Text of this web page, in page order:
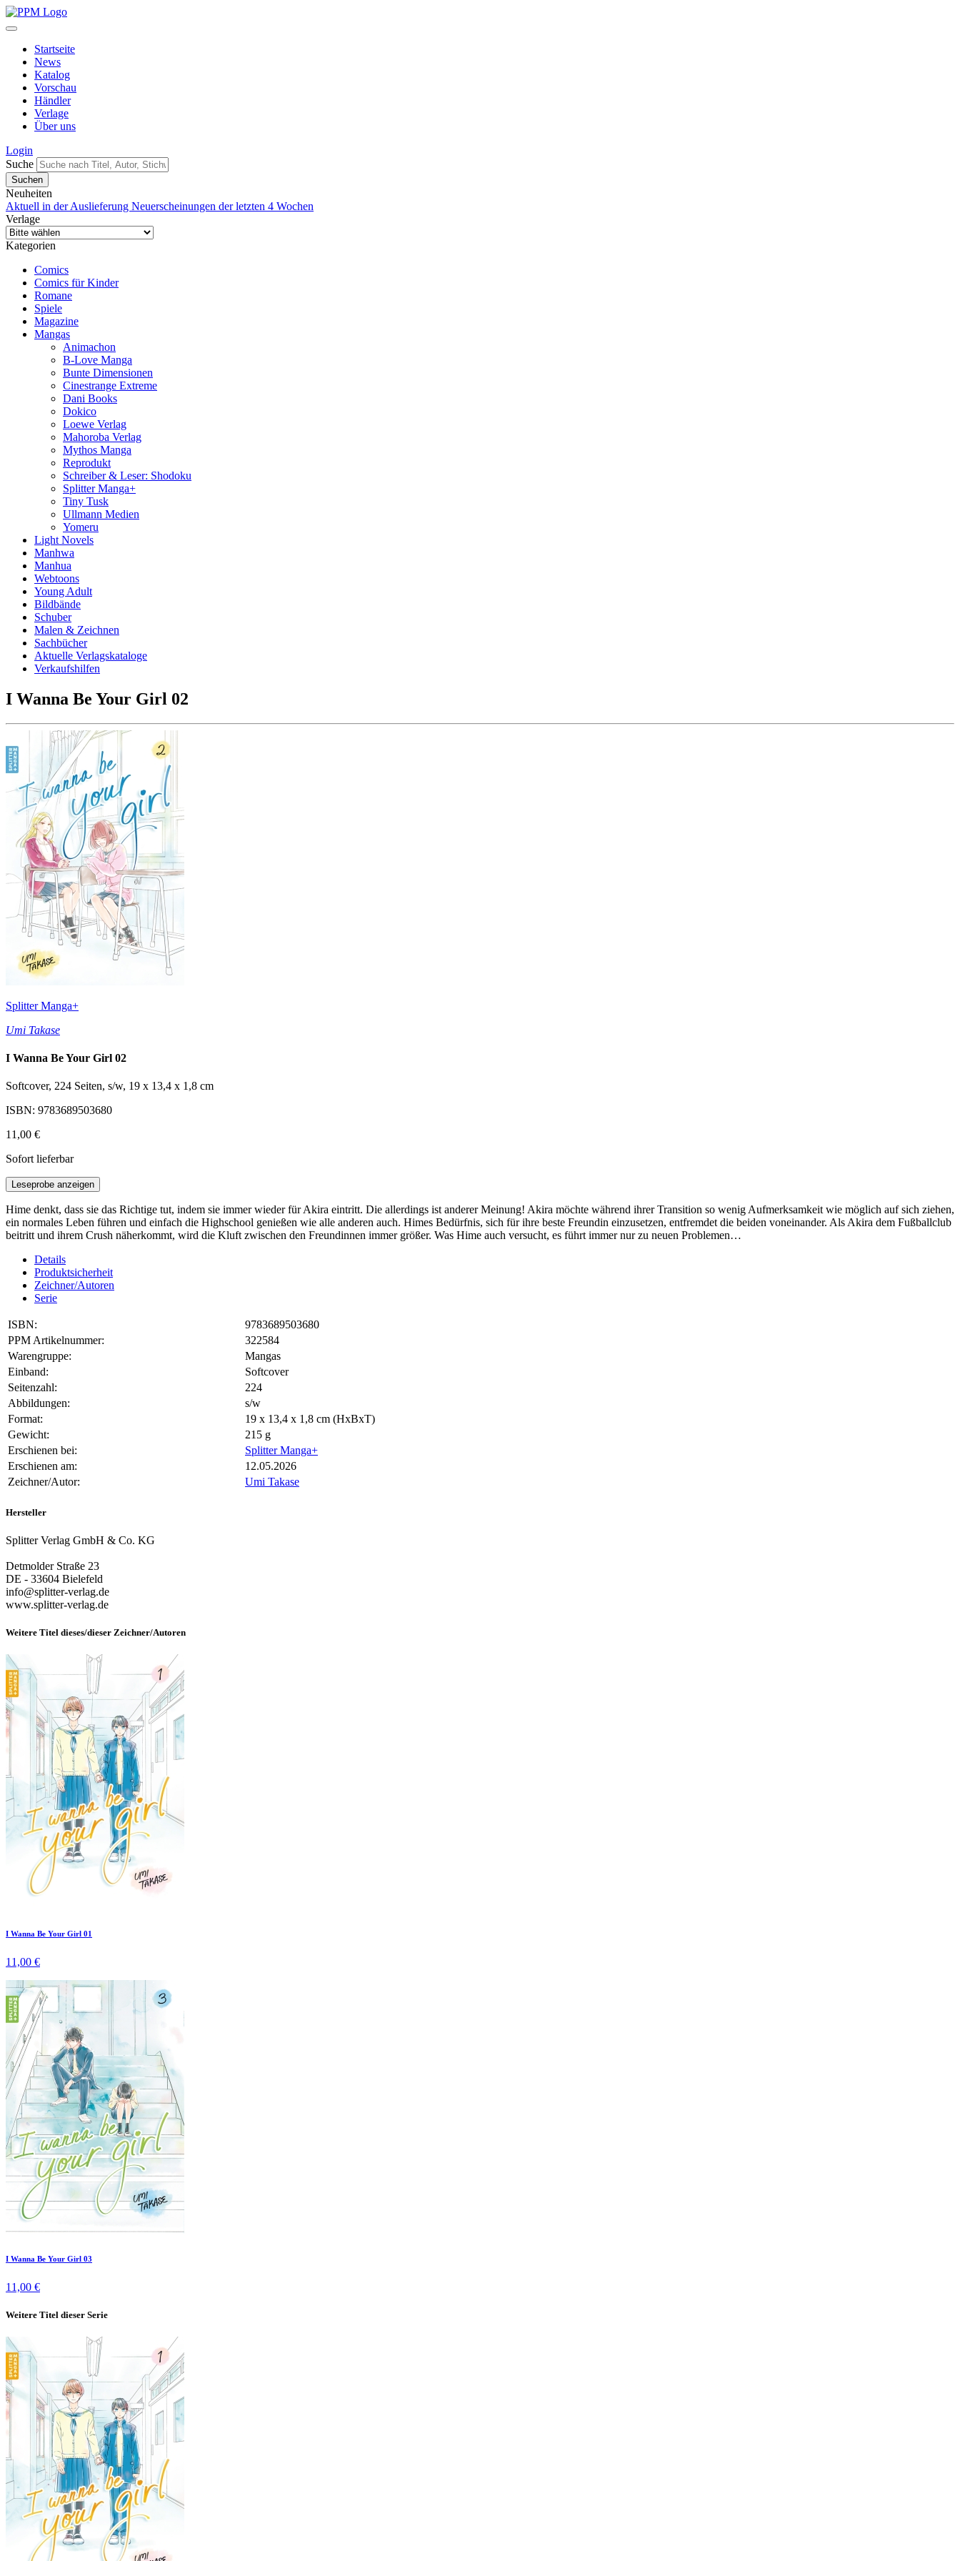
Startseite
News
Katalog
Vorschau
Händler
Verlage
Über uns
Login
Suche
Neuheiten
Aktuell in der Auslieferung Neuerscheinungen der letzten 4 Wochen
Verlage
Kategorien
Comics
Comics für Kinder
Romane
Spiele
Magazine
Mangas
Animachon
B-Love Manga
Bunte Dimensionen
Cinestrange Extreme
Dani Books
Dokico
Loewe Verlag
Mahoroba Verlag
Mythos Manga
Reprodukt
Schreiber & Leser: Shodoku
Splitter Manga+
Tiny Tusk
Ullmann Medien
Yomeru
Light Novels
Manhwa
Manhua
Webtoons
Young Adult
Bildbände
Schuber
Malen & Zeichnen
Sachbücher
Aktuelle Verlagskataloge
Verkaufshilfen
I Wanna Be Your Girl 02
Splitter Manga+
Umi Takase
I Wanna Be Your Girl 02
Softcover, 224 Seiten, s/w, 19 x 13,4 x 1,8 cm
ISBN: 9783689503680
11,00 €
Sofort lieferbar
Leseprobe anzeigen
Hime denkt, dass sie das Richtige tut, indem sie immer wieder für Akira eintritt. Die allerdings ist anderer Meinung! Akira möchte während ihrer Transition so wenig Aufmerksamkeit wie möglich auf sich ziehen,
ein normales Leben führen und einfach die Highschool genießen wie alle anderen auch. Himes Bedürfnis, sich für ihre beste Freundin einzusetzen, entfremdet die beiden voneinander. Als Akira dem Fußballclub
beitritt und ihrem Crush näherkommt, wird die Kluft zwischen den Freundinnen immer größer. Was Hime auch versucht, es führt immer nur zu neuen Problemen…
Details
Produktsicherheit
Zeichner/Autoren
Serie
ISBN:
9783689503680
PPM Artikelnummer:
322584
Warengruppe:
Mangas
Einband:
Softcover
Seitenzahl:
224
Abbildungen:
s/w
Format:
19 x 13,4 x 1,8 cm (HxBxT)
Gewicht:
215 g
Erschienen bei:
Splitter Manga+
Erschienen am:
12.05.2026
Zeichner/Autor:
Umi Takase
Hersteller
Splitter Verlag GmbH & Co. KG
Detmolder Straße 23
DE - 33604 Bielefeld
info@splitter-verlag.de
www.splitter-verlag.de
Weitere Titel dieses/dieser Zeichner/Autoren
I Wanna Be Your Girl 01
11,00 €
I Wanna Be Your Girl 03
11,00 €
Weitere Titel dieser Serie